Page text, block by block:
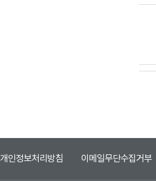
개인정보처리방침 이메일무단수집거부